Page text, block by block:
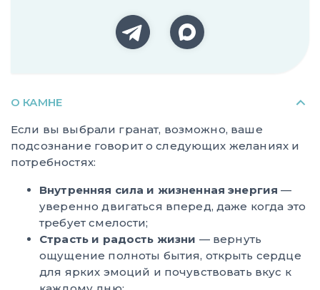
О КАМНЕ
Если вы выбрали гранат, возможно, ваше
подсознание говорит о следующих желаниях и
потребностях:
Внутренняя сила и жизненная энергия —
уверенно двигаться вперед, даже когда это
требует смелости;
Страсть и радость жизни — вернуть
ощущение полноты бытия, открыть сердце
для ярких эмоций и почувствовать вкус к